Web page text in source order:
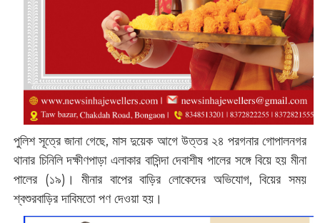
পুলিশ সূত্রে জানা গেছে, মাস দুয়েক আগে উত্তর ২৪ পরগনার গোপালনগর
থানার চিনিলি দক্ষীণপাড়া এলাকার বাসিন্দা দেবাশীষ পালের সঙ্গে বিয়ে হয় মীনা
পালের (‌১৯)। মীনার বাপের বাড়ির লোকেদের অভিযোগ, বিয়ের সময়
শ্বশুরবাড়ির দাবিমতো পণ দেওয়া হয়।